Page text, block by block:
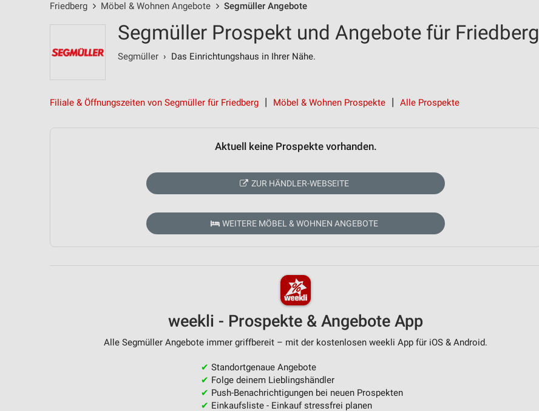
Friedberg Möbel & Wohnen Angebote Segmüller Angebote
Segmüller Prospekt und Angebote für Friedberg
Segmüller › Das Einrichtungshaus in Ihrer Nähe.
Filiale & Öffnungszeiten von Segmüller für Friedberg Möbel & Wohnen Prospekte Alle Prospekte
Aktuell keine Prospekte vorhanden.
ZUR HÄNDLER-WEBSEITE
WEITERE MÖBEL & WOHNEN ANGEBOTE
weekli - Prospekte & Angebote App
Alle Segmüller Angebote immer griffbereit – mit der kostenlosen weekli App für iOS & Android.
✔ Standortgenaue Angebote
✔ Folge deinem Lieblingshändler
✔ Push-Benachrichtigungen bei neuen Prospekten
✔ Einkaufsliste - Einkauf stressfrei planen